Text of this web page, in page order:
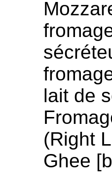
lait de
(Right
Ghee